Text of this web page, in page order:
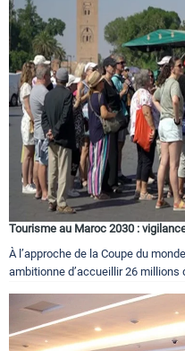
Circuits touristiques
Tourisme
Régions
Hotels
Evenements
Contact
Tourisme au Maroc 2030 :
À l’approche de la Coupe du
ambitionne d’accueillir 26 millions